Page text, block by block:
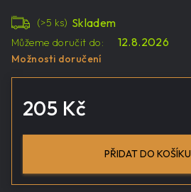
Skladem
(>5 ks)
Můžeme doručit do:
12.8.2026
Možnosti doručení
205 Kč
PŘIDAT DO KOŠÍKU